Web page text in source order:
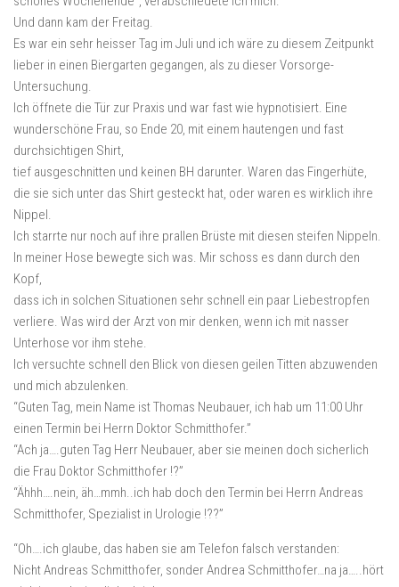
Und dann kam der Freitag.
Es war ein sehr heisser Tag im Juli und ich wäre zu diesem Zeitpunkt
lieber in einen Biergarten gegangen, als zu dieser Vorsorge-
Untersuchung.
Ich öffnete die Tür zur Praxis und war fast wie hypnotisiert. Eine
wunderschöne Frau, so Ende 20, mit einem hautengen und fast
durchsichtigen Shirt,
tief ausgeschnitten und keinen BH darunter. Waren das Fingerhüte,
die sie sich unter das Shirt gesteckt hat, oder waren es wirklich ihre
Nippel.
Ich starrte nur noch auf ihre prallen Brüste mit diesen steifen Nippeln.
In meiner Hose bewegte sich was. Mir schoss es dann durch den
Kopf,
dass ich in solchen Situationen sehr schnell ein paar Liebestropfen
verliere. Was wird der Arzt von mir denken, wenn ich mit nasser
Unterhose vor ihm stehe.
Ich versuchte schnell den Blick von diesen geilen Titten abzuwenden
und mich abzulenken.
“Guten Tag, mein Name ist Thomas Neubauer, ich hab um 11:00 Uhr
einen Termin bei Herrn Doktor Schmitthofer.”
“Ach ja….guten Tag Herr Neubauer, aber sie meinen doch sicherlich
die Frau Doktor Schmitthofer !?”
“Ähhh….nein, äh…mmh..ich hab doch den Termin bei Herrn Andreas
Schmitthofer, Spezialist in Urologie !??”
“Oh….ich glaube, das haben sie am Telefon falsch verstanden:
Nicht Andreas Schmitthofer, sonder Andrea Schmitthofer…na ja…..hört